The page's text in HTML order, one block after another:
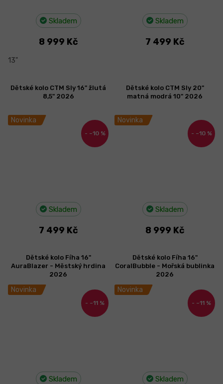
Skladem
8 999 Kč
13"
Skladem
7 499 Kč
Novinka
–10 %
Dětské kolo CTM Sly 16" žlutá
8,5" 2026
Skladem
7 499 Kč
Novinka
–10 %
Dětské kolo CTM Sly 20"
matná modrá 10" 2026
Skladem
8 999 Kč
Novinka
–11 %
Dětské kolo Fíha 16"
AuraBlazer - Městský hrdina
2026
Skladem
Novinka
–11 %
Dětské kolo Fíha 16"
CoralBubble - Mořská bublinka
2026
Skladem